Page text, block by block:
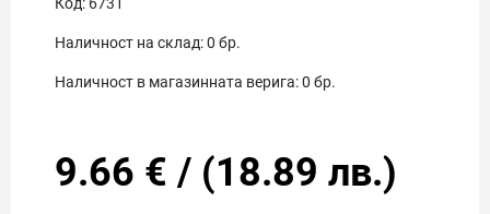
Наличност на склад:0 бр.
Наличност в магазинната верига:0 бр.
9.66 € / (18.89 лв.)